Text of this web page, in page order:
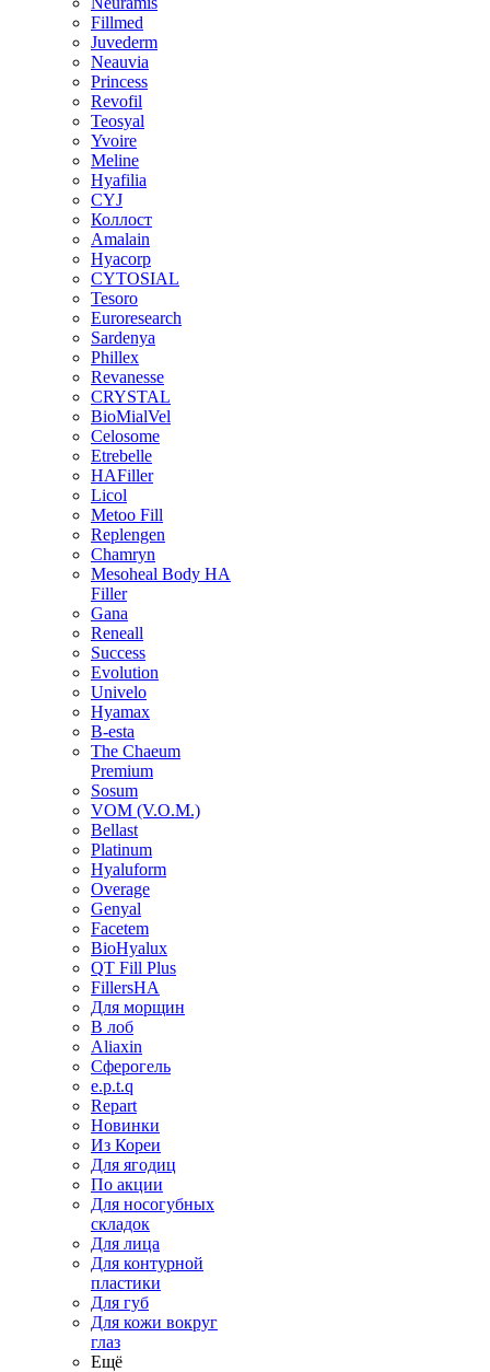
Fillmed
Juvederm
Neauvia
Princess
Revofil
Teosyal
Yvoire
Meline
Hyafilia
CYJ
Коллост
Amalain
Hyacorp
CYTOSIAL
Tesoro
Euroresearch
Sardenya
Phillex
Revanesse
CRYSTAL
BioMialVel
Celosome
Etrebelle
HAFiller
Licol
Metoo Fill
Replengen
Chamryn
Mesoheal Body HA
Filler
Gana
Reneall
Success
Evolution
Univelo
Hyamax
B-esta
The Chaeum
Premium
Sosum
VOM (V.O.M.)
Bellast
Platinum
Hyaluform
Overage
Genyal
Facetem
BioHyalux
QT Fill Plus
FillersHA
Для морщин
В лоб
Aliaxin
Сферогель
e.p.t.q
Repart
Новинки
Из Кореи
Для ягодиц
По акции
Для носогубных
складок
Для лица
Для контурной
пластики
Для губ
Для кожи вокруг
глаз
Ещё